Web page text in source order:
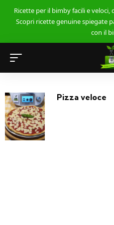
Ricette per il bimby facili e veloci,
Scopri ricette genuine spiegate
con il
Pizza veloce